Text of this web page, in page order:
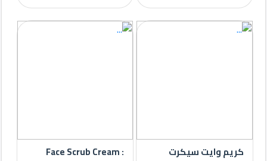
كريم وايت سيكرت
Face Scrub Cream :